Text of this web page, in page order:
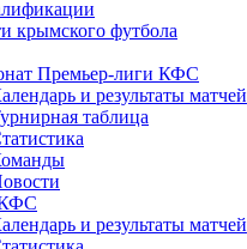
крымского футбола
Премьер-лиги КФС
и результаты матчей
таблица
и результаты матчей